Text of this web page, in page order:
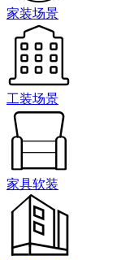
家装场景
工装场景
家具软装